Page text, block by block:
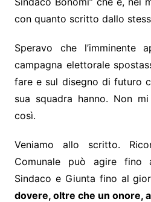
con quanto scritto dallo
Speravo che l’imminente
campagna elettorale
fare e sul disegno di futuro
sua squadra hanno. Non
così.
Veniamo allo scritto.
Comunale può agire fino
Sindaco e Giunta fino al
dovere, oltre che un onore,